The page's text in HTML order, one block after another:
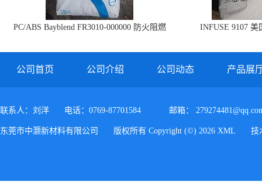
PC/ABS Bayblend FR3010-000000 防火阻燃
INFUSE 9107 美
公司首页 公司介绍 公司动态 产品展
联系人：刘洋 电话：0769-87701584 邮箱：
东莞市中灏新材料有限公司 版权所有 Copyright (©) 2026 XML 技